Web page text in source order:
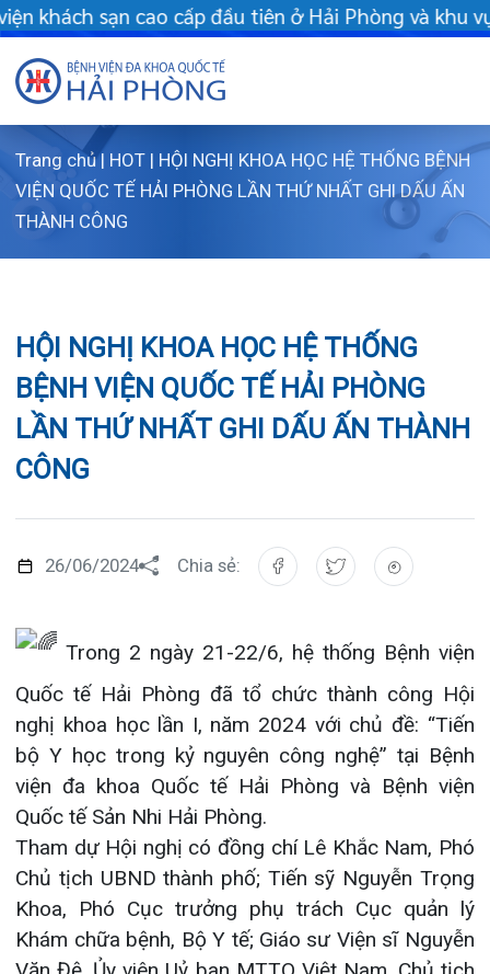
ở Hải Phòng và khu vực vùng duyên hải Bắc bộ - Khám
Giới thiệu
Giới
Sơ đồ
Văn
Dịch vụ
Khám
Lấy
Chuyên
Khoa
Khoa
Khoa
Khoa
Khoa
Khoa
Khoa
Khoa
FLS
Khách
Lịch
Hướng
Đội
Căm
Tin tức
Tin
Video
Trang chủ HOT
VIỆN QUỐC TẾ HẢI PHÒNG LẦN THỨ NHẤT GHI DẤU ẤN
THÀNH CÔNG
LẦN THỨ NHẤT GHI DẤU ẤN THÀNH
CÔNG
26/06/2024
Trong 2 ngày 21-22/6, hệ thống Bệnh viện
Quốc tế Hải Phòng đã tổ chức thành công Hội
bộ Y học trong kỷ nguyên công nghệ” tại Bệnh
viện đa khoa Quốc tế Hải Phòng và Bệnh viện
Quốc tế Sản Nhi Hải Phòng.
Tham dự Hội nghị có đồng chí Lê Khắc Nam, Phó
Chủ tịch UBND thành phố; Tiến sỹ Nguyễn Trọng
Khoa, Phó Cục trưởng phụ trách Cục quản lý
Khám chữa bệnh, Bộ Y tế; Giáo sư Viện sĩ Nguyễn
Văn Đệ, Ủy viên Uỷ ban MTTQ Việt Nam, Chủ tịch
Hiệp hội Bệnh viện tư nhân Việt Nam cùng đại
diện lãnh đạo các đơn vị thuộc bộ, ngành trung
ương, thành phố; lãnh đạo các Hội chuyên ngành,
các Chủ tọa đoàn; đại diện lãnh đạo hệ thống
Bệnh viện, Phòng khám thuộc Tổng công ty và sự
có mặt của hơn 1000 đại biểu là lãnh đạo, bác sỹ,